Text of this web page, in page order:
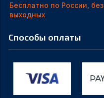
Бесплатно по России, без
выходных
Способы оплаты